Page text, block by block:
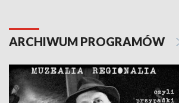
ARCHIWUM PROGRAMÓW